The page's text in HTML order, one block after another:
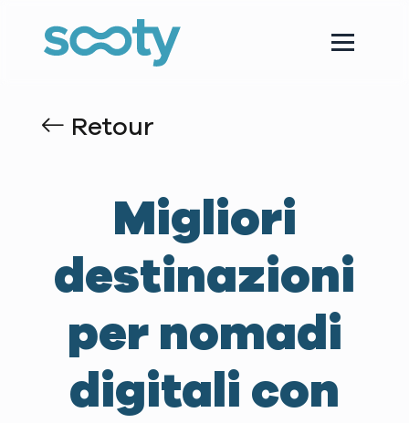
Retour
Migliori
destinazioni
per nomadi
digitali con